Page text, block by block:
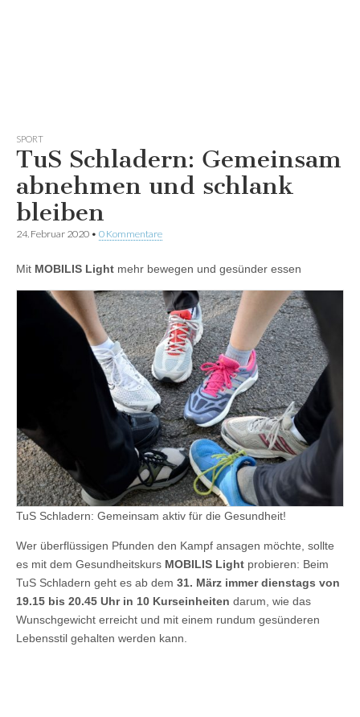
SPORT
TuS Schladern: Gemeinsam
abnehmen und schlank
bleiben
24. Februar 2020 • 0 Kommentare
Mit MOBILIS Light mehr bewegen und gesünder essen
TuS Schladern: Gemeinsam aktiv für die Gesundheit!
Wer überflüssigen Pfunden den Kampf ansagen möchte, sollte
es mit dem Gesundheitskurs MOBILIS Light probieren: Beim
TuS Schladern geht es ab dem 31. März immer dienstags von
19.15 bis 20.45 Uhr in 10 Kurseinheiten darum, wie das
Wunschgewicht erreicht und mit einem rundum gesünderen
Lebensstil gehalten werden kann.